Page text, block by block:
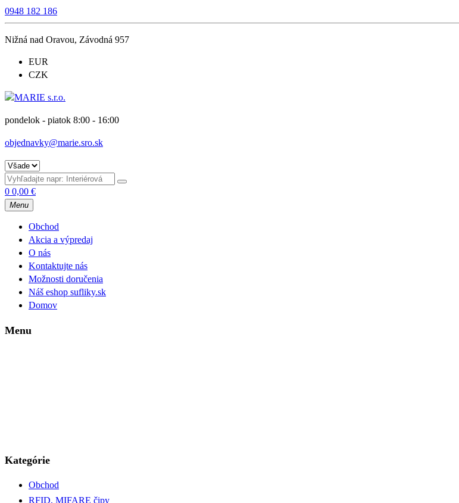
0948 182 186
Nižná nad Oravou, Závodná 957
EUR
CZK
pondelok - piatok 8:00 - 16:00
objednavky@marie.sro.sk
0 0,00 €
Menu
Obchod
Akcia a výpredaj
O nás
Kontaktujte nás
Možnosti doručenia
Náš eshop sufliky.sk
Domov
Menu
Kategórie
Obchod
RFID, MIFARE čipy